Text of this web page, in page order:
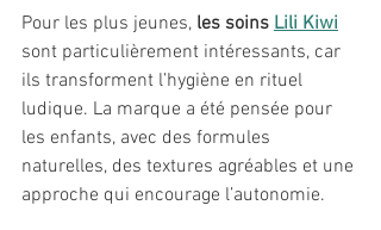
Pour les plus jeunes, les soins Lili Kiwi
sont particulièrement intéressants, car
ils transforment l’hygiène en rituel
ludique. La marque a été pensée pour
les enfants, avec des formules
naturelles, des textures agréables et une
approche qui encourage l’autonomie.